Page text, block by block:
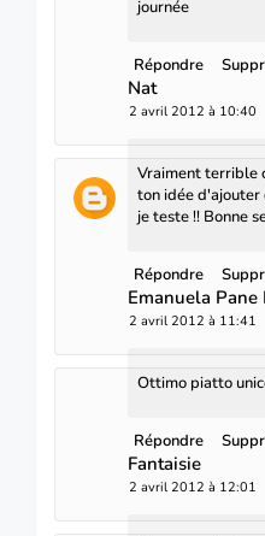
journée
Répondre
Nat
2 avril 2012 à 10:40
Vraiment terrible
ton idée d'ajouter
je teste !! Bonne
Répondre
Emanuela
2 avril 2012 à 11:41
Ottimo piatto
Répondre
Fantaisie
2 avril 2012 à 12:01